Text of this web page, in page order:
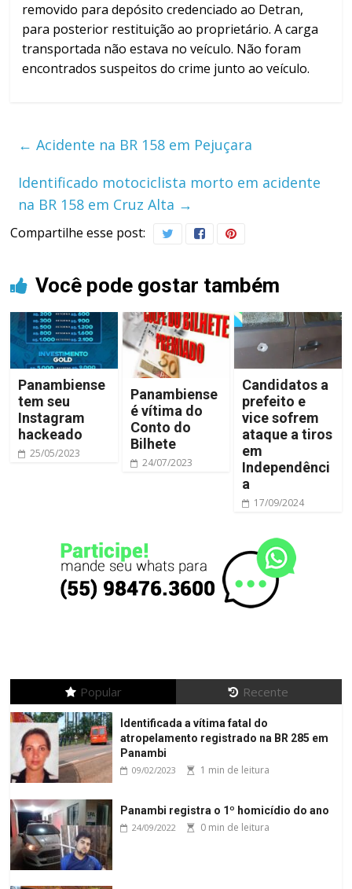
removido para depósito credenciado ao Detran,
para posterior restituição ao proprietário. A carga
transportada não estava no veículo. Não foram
encontrados suspeitos do crime junto ao veículo.
← Acidente na BR 158 em Pejuçara
Identificado motociclista morto em acidente
na BR 158 em Cruz Alta →
Compartilhe esse post:
Você pode gostar também
Panambiense
tem seu
Instagram
hackeado
25/05/2023
Panambiense
é vítima do
Conto do
Bilhete
24/07/2023
Candidatos a
prefeito e
vice sofrem
ataque a tiros
em
Independênci
a
17/09/2024
Popular Recente
Identificada a vítima fatal do
atropelamento registrado na BR 285 em
Panambi
09/02/2023 1 min de leitura
Panambi registra o 1º homicídio do ano
24/09/2022 0 min de leitura